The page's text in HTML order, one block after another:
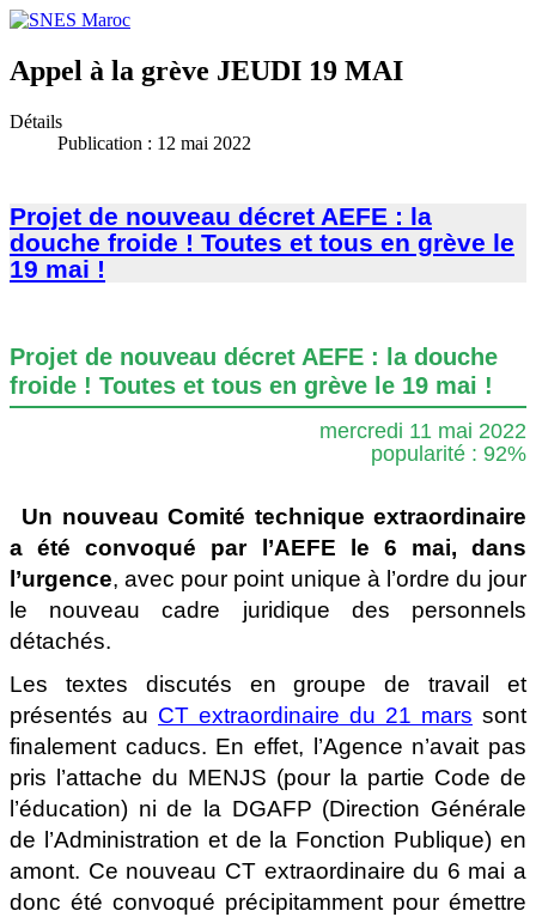
Appel à la grève JEUDI 19 MAI
Détails
Publication : 12 mai 2022
Projet de nouveau décret AEFE : la
douche froide ! Toutes et tous en grève le
19 mai !
Projet de nouveau décret AEFE : la douche
froide ! Toutes et tous en grève le 19 mai !
mercredi 11 mai 2022
popularité : 92%
Un nouveau Comité technique extraordinaire
a été convoqué par l’AEFE le 6 mai, dans
l’urgence, avec pour point unique à l’ordre du jour
le nouveau cadre juridique des personnels
détachés.
Les textes discutés en groupe de travail et
présentés au CT extraordinaire du 21 mars sont
finalement caducs. En effet, l’Agence n’avait pas
pris l’attache du MENJS (pour la partie Code de
l’éducation) ni de la DGAFP (Direction Générale
de l’Administration et de la Fonction Publique) en
amont. Ce nouveau CT extraordinaire du 6 mai a
donc été convoqué précipitamment pour émettre